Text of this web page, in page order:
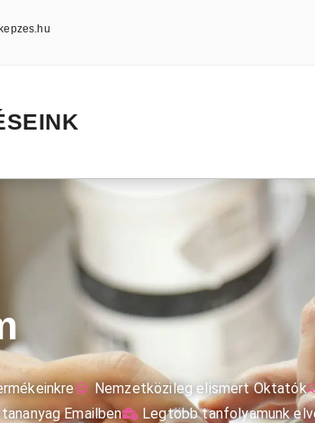
Nemzetközileg elismert Oktatók
Emailben
Legtöbb tanfolyamunk